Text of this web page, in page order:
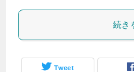
続き
Tweet